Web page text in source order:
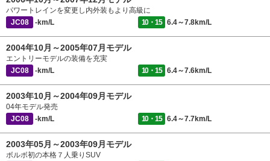
パワートレインを変更し内外装もより高級に
JC08
-km/L 10・15 6.4～7.8km/L
2004年10月～2005年07月モデル
エントリーモデルの装備を充実
JC08
-km/L 10・15 6.4～7.6km/L
2003年10月～2004年09月モデル
04年モデル発売
JC08
-km/L 10・15 6.4～7.7km/L
2003年05月～2003年09月モデル
ボルボ初の本格７人乗りSUV